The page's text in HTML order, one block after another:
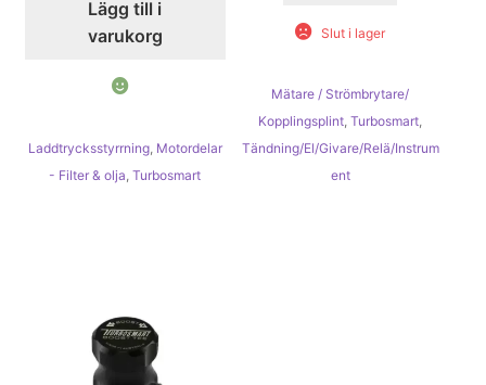
Lägg till i
varukorg
Laddtrycksstyrrning, Motordelar
- Filter & olja ,Turbosmart
Slut i lager
Mätare / Strömbrytare/
Kopplingsplint ,Turbosmart
Tändning/El/Givare/Relä/Instrum
ent